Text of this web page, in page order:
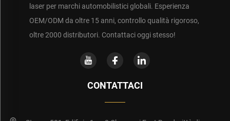
laser per marchi automobilistici globali. Esperienza
OEM/ODM da oltre 15 anni, controllo qualità rigoroso,
oltre 2000 distributori. Contattaci oggi stesso!
CONTATTACI